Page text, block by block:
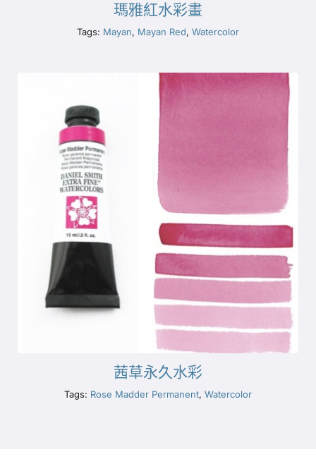
瑪雅紅水彩畫
Tags: Mayan, Mayan Red, Watercolor
茜草永久水彩
Tags: Rose Madder Permanent, Watercolor